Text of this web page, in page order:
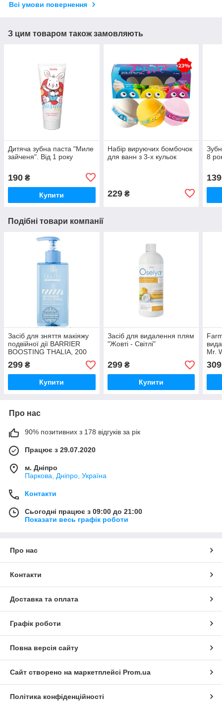
Всі умови повернення
З цим товаром також замовляють
Дитяча зубна паста "Миле
зайченя". Від 1 року
190 ₴
Купити
Набір вируючих бомбочок
для ванн з 3-х кульок
229₴
8
139
Подібні товари компанії
Засіб для зняття макіяжу
подвійної дії BARRIER
BOOSTING THALIA, 200
мл
299 ₴
Купити
Засіб для видалення плям
"Жовті - Світлі"
299₴
Купити
Mr.
309
Про нас
90% позитивних з 178 відгуків за рік
Працює з 29.07.2020
м. Дніпро
Паркова, Дніпро, Україна
Контакти
Сьогодні працює з 09:00 до 21:00
Показати весь графік роботи
Про нас
Контакти
Доставка та оплата
Графік роботи
Повна версія сайту
Сайт створено на маркетплейсі Prom.ua
Політика конфіденційності